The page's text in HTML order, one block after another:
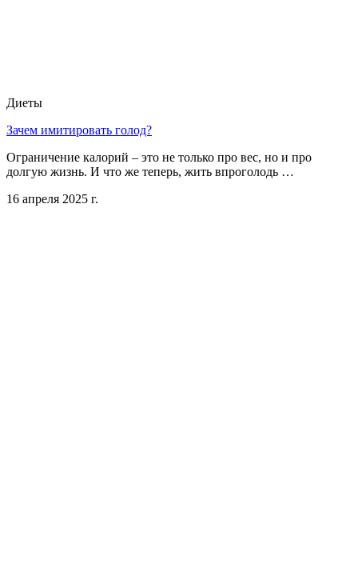
Диеты
Зачем имитировать голод?
Ограничение калорий – это не только про вес, но и про
долгую жизнь. И что же теперь, жить впроголодь …
16 апреля 2025 г.